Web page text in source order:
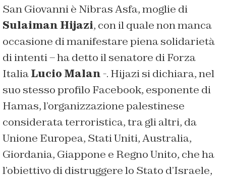
San Giovanni è Nibras Asfa, moglie di
Sulaiman Hijazi, con il quale non manca
occasione di manifestare piena solidarietà
di intenti – ha detto il senatore di Forza
ItaliaLucio Malan-. Hijazi si dichiara, nel
suo stesso profilo Facebook, esponente di
Hamas, l’organizzazione palestinese
considerata terroristica, tra gli altri, da
Unione Europea, Stati Uniti, Australia,
Giordania, Giappone e Regno Unito, che ha
l’obiettivo di distruggere lo Stato d’Israele,